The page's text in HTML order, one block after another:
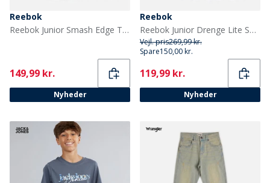
Reebok
Reebok Junior Smash Edge Træningssko Sunset Coral/Electric Amber/Gum
Current
149,99 kr.
Nyheder
Reebok
Reebok Junior Drenge Lite Spinner neutrale løbesko Washed Black/Grå/Energy Red
Vejl. pris269,99 kr.
Spare150,00 kr.
Current
119,99 kr.
Nyheder